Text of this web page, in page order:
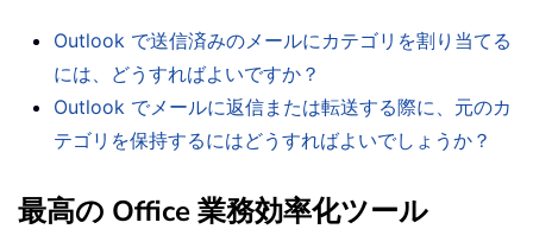
Outlook で送信済みのメールにカテゴリを割り当てる
には、どうすればよいですか？
Outlook でメールに返信または転送する際に、元のカ
テゴリを保持するにはどうすればよいでしょうか？
最高の Office 業務効率化ツール